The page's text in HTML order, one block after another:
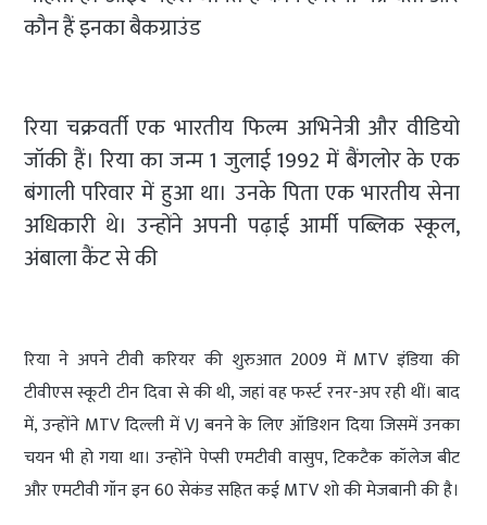
कौन हैं इनका बैकग्राउंड
रिया चक्रवर्ती एक भारतीय फिल्म अभिनेत्री और वीडियो
जॉकी हैं। रिया का जन्म 1 जुलाई 1992 में बैंगलोर के एक
बंगाली परिवार में हुआ था। उनके पिता एक भारतीय सेना
अधिकारी थे। उन्होंने अपनी पढ़ाई आर्मी पब्लिक स्कूल,
अंबाला कैंट से की
रिया ने अपने टीवी करियर की शुरुआत 2009 में MTV इंडिया की
टीवीएस स्कूटी टीन दिवा से की थी, जहां वह फर्स्ट रनर-अप रही थीं। बाद
में, उन्होंने MTV दिल्ली में VJ बनने के लिए ऑडिशन दिया जिसमें उनका
चयन भी हो गया था। उन्होंने पेप्सी एमटीवी वासुप, टिकटैक कॉलेज बीट
और एमटीवी गॉन इन 60 सेकंड सहित कई MTV शो की मेजबानी की है।